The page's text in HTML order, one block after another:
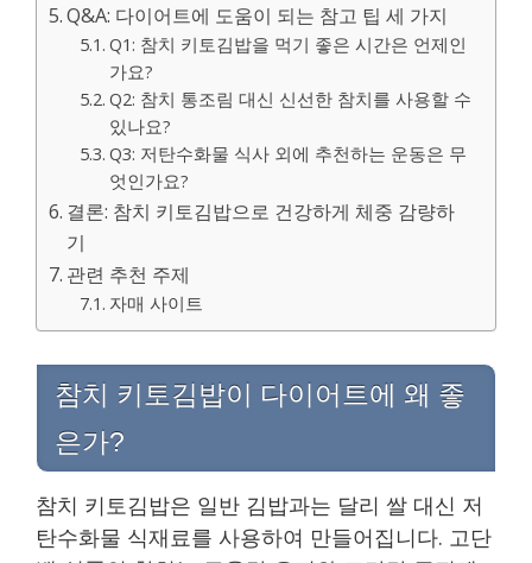
Q&A: 다이어트에 도움이 되는 참고 팁 세 가지
Q1: 참치 키토김밥을 먹기 좋은 시간은 언제인
가요?
Q2: 참치 통조림 대신 신선한 참치를 사용할 수
있나요?
Q3: 저탄수화물 식사 외에 추천하는 운동은 무
엇인가요?
결론: 참치 키토김밥으로 건강하게 체중 감량하
기
관련 추천 주제
자매 사이트
참치 키토김밥이 다이어트에 왜 좋
은가?
참치 키토김밥은 일반 김밥과는 달리 쌀 대신 저
탄수화물 식재료를 사용하여 만들어집니다. 고단